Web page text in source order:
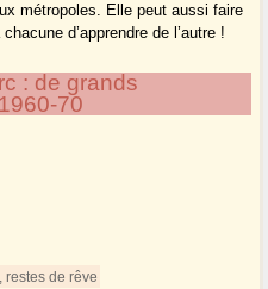
métropoles. Elle peut aussi faire
d’apprendre de l’autre !
: de grands
70
restes de rêve